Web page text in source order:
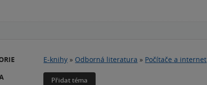
E-knihy » Odborná literatura » Počítače a internet
Přidat téma